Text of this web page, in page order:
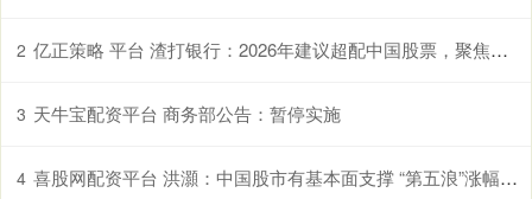
2 亿正策略 平台 渣打银行：2026年建议超配中国股票，聚焦三大核心行业
3 天牛宝配资平台 商务部公告：暂停实施
4 喜股网配资平台 洪灝：中国股市有基本面支撑 “第五浪”涨幅或超预期